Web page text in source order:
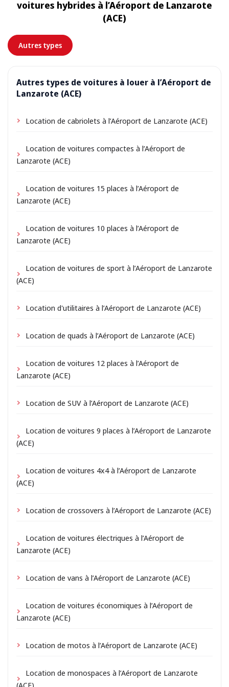
de petits frais de livraison peuvent s’appliquer,
toujours indiqués à l’avance.
voitures hybrides à l’Aéroport de Lanzarote
(ACE)
Autres types
Autres types de voitures à louer à l’Aéroport de
Lanzarote (ACE)
Location de cabriolets à l’Aéroport de Lanzarote (ACE)
Location de voitures compactes à l’Aéroport de
Lanzarote (ACE)
Location de voitures 15 places à l’Aéroport de
Lanzarote (ACE)
Location de voitures 10 places à l’Aéroport de
Lanzarote (ACE)
Location de voitures de sport à l’Aéroport de Lanzarote
(ACE)
Location d'utilitaires à l’Aéroport de Lanzarote (ACE)
Location de quads à l’Aéroport de Lanzarote (ACE)
Location de voitures 12 places à l’Aéroport de
Lanzarote (ACE)
Location de SUV à l’Aéroport de Lanzarote (ACE)
Location de voitures 9 places à l’Aéroport de Lanzarote
(ACE)
Location de voitures 4x4 à l’Aéroport de Lanzarote
(ACE)
Location de crossovers à l’Aéroport de Lanzarote (ACE)
Location de voitures électriques à l’Aéroport de
Lanzarote (ACE)
Location de vans à l’Aéroport de Lanzarote (ACE)
Location de voitures économiques à l’Aéroport de
Lanzarote (ACE)
Location de motos à l’Aéroport de Lanzarote (ACE)
Location de monospaces à l’Aéroport de Lanzarote
(ACE)